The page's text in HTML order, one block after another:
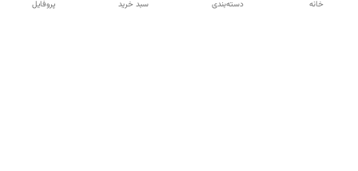
پروفایل سبد خرید دسته‌بندی خانه